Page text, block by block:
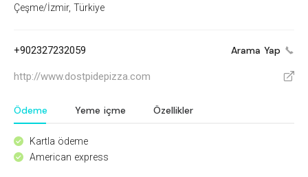
Çeşme/İzmir, Türkiye
+902327232059 Arama Yap
http://www.dostpidepizza.com V
Ödeme Yeme içme Özellikler
^ Kartla ödeme
^ American express